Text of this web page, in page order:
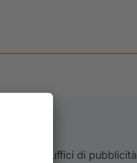
da uffici di pubblicità